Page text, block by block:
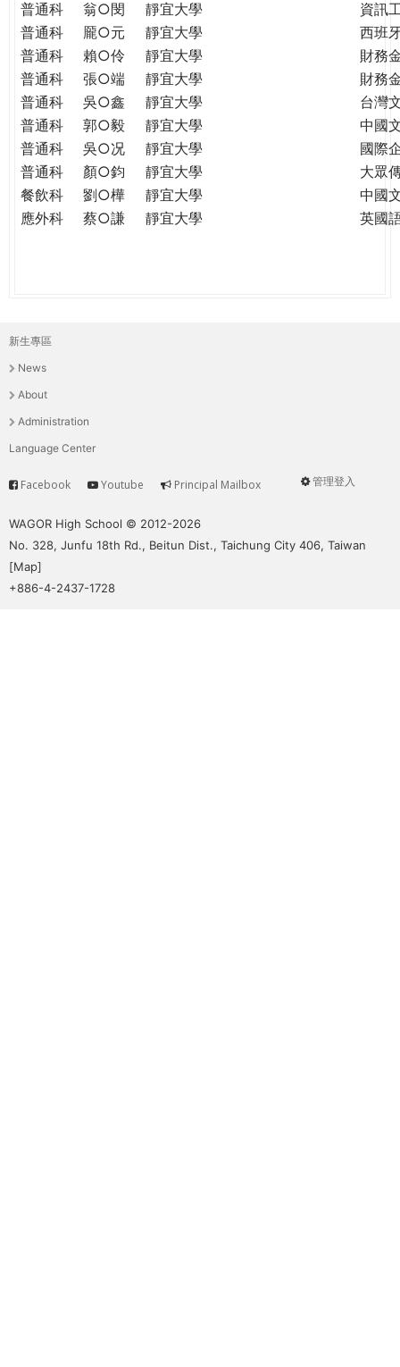
普通科
翁○閔 靜宜大學
資訊
普通科
龎○元 靜宜大學
西班
普通科
賴○伶 靜宜大學
財務
普通科
張○端 靜宜大學
財務
普通科
吳○鑫 靜宜大學
台灣
普通科
郭○毅 靜宜大學
中國
普通科
吳○况 靜宜大學
國際
普通科
顏○鈞 靜宜大學
大眾
餐飲科
劉○樺 靜宜大學
中國
應外科
蔡○謙 靜宜大學 英國
主
選
單
新生專區
News
About
Administration
Language Center
User
管理登入
Service
Facebook Youtube Principal Mailbox
WAGOR High School © 2012-2026
No. 328, Junfu 18th Rd., Beitun Dist., Taichung City 406, Taiwan
[Map]
+886-4-2437-1728